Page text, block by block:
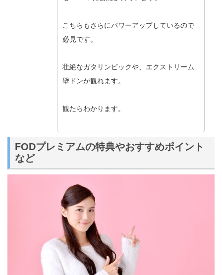
こちらもさらにパワーアップしているので
必見です。
壮絶なガタリンピックや、エクストリーム
壁ドンが観れます。
観たらわかります。
FODプレミアムの特典やおすすめポイント
など